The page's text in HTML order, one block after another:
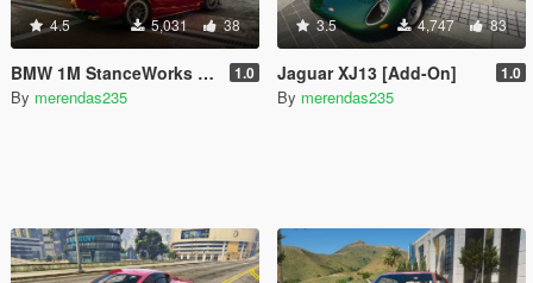
4.5 5,031 38
BMW 1M StanceWorks [Add-On] 1.0
By merendas235
3.5 4,747 83
Jaguar XJ13 [Add-On] 1.0
By merendas235